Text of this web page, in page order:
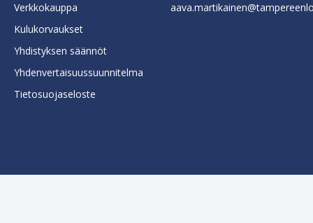
Verkkokauppa
Kulukorvaukset
Yhdistyksen säännöt
Yhdenvertaisuussuunnitelma
Tietosuojaseloste